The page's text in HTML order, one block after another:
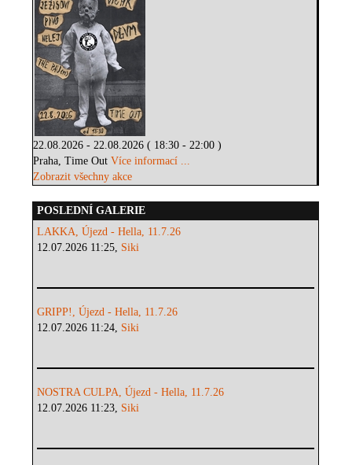
22.08.2026 - 22.08.2026 ( 18:30 - 22:00 )
Praha, Time OutVíce informací ...
Zobrazit všechny akce
POSLEDNÍ GALERIE
LAKKA, Újezd - Hella, 11.7.26
12.07.2026 11:25, Siki
GRIPP!, Újezd - Hella, 11.7.26
12.07.2026 11:24, Siki
NOSTRA CULPA, Újezd - Hella, 11.7.26
12.07.2026 11:23, Siki